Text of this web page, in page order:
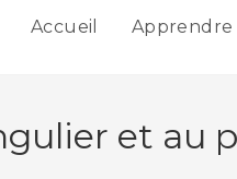
Accueil Apprendre
et au